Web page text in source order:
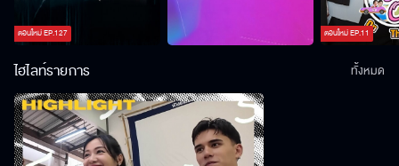
ตอนใหม่EP.127 ตอนใหม่EP.11
ไฮไลท์รายการ ทั้งหมด